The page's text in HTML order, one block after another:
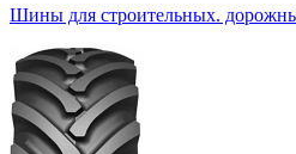
Шины для строительных.